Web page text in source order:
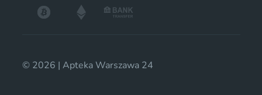
© 2026 | Apteka Warszawa 24